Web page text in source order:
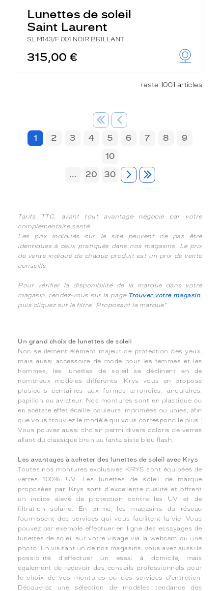
Lunettes de soleil
Saint Laurent
SL M143/F 001 NOIR BRILLANT
315,00 €
reste 1001 articles
1 2 3 4 5 6 7 8
9
10
...
20 30
Tarifs TTC, avant tout avantage négocié par votre
complémentaire santé
Les prix indiqués sur le site peuvent ne pas être
identiques à ceux pratiqués dans nos magasins. Le prix
de vente indiqué de chaque produit est un prix de vente
conseillé.
Pour vérifier la disponibilité de la marque dans votre
magasin, rendez-vous sur la page Trouver votre magasin,
puis cliquez sur le filtre "Proposant la marque".
Un grand choix de lunettes de soleil
Non seulement élément majeur de protection des yeux,
mais aussi accessoire de mode pour les femmes et les
hommes, les lunettes de soleil se déclinent en de
nombreux modèles différents. Krys vous en propose
plusieurs centaines aux formes arrondies, angulaires,
papillon ou aviateur. Nos montures sont en plastique ou
en acétate effet écaille, couleurs imprimées ou unies, afin
que vous trouviez le modèle qui vous correspond le plus !
Vous pouvez aussi choisir parmi divers coloris de verres
allant du classique brun au fantaisiste bleu flash.
Les avantages à acheter des lunettes de soleil avec Krys
Toutes nos montures exclusives KRYS sont équipées de
verres 100% UV. Les lunettes de soleil de marque
proposées par Krys sont d'excellente qualité et offrent
un indice élevé de protection contre les UV et de
filtration solaire. En prime, les magasins du réseau
fournissent des services qui vous facilitent la vie. Vous
pouvez par exemple effectuer en ligne des essayages de
lunettes de soleil sur votre visage via la webcam ou une
photo. En visitant un de nos magasins, vous avez aussi la
possibilité d'effectuer un essai à domicile, mais
également de recevoir des conseils professionnels pour
le choix de vos montures ou des services d’entretien.
Découvrez une sélection de modèles tendance des